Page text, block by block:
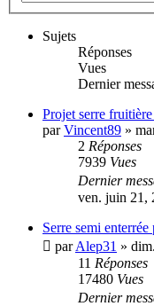
Sujets
Réponses
Vues
Dernier
Projet serre
parVincent89 »
2 Réponses
7939 Vues
Dernier
ven. juin 21,
Serre semi
parAlep31 »
11 Réponses
17480 Vues
Dernier